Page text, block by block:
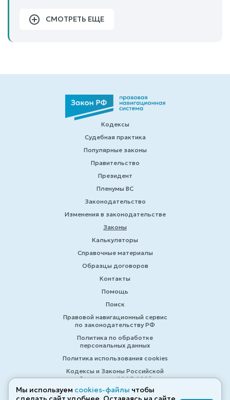
СМОТРЕТЬ ЕЩЕ
Кодексы
Судебная практика
Популярные законы
Правительство
Президент
Пленумы ВС
Законодательство
Изменения в законодательстве
Законы
Калькуляторы
Справочные материалы
Образцы договоров
Контакты
Помощь
Поиск
Правовой навигационный сервис
по законодательству РФ
Политика по обработке
персональных данных
Политика использования cookies
Кодексы и Законы Российской
Федерации 2007-2026
Мы используем cookies-файлы чтобы